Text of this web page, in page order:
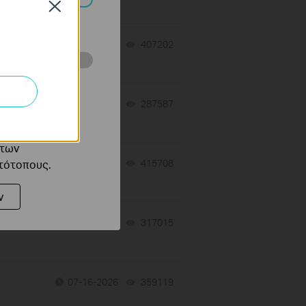
407202
287587
415708
317015
07-16-2026 359119
Close
να
σας στον
ιστότοπού